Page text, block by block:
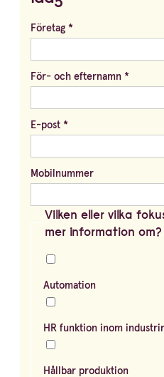
Företag *
För- och efternamn *
E-post *
Mobilnummer
Vilken eller vilka
mer information om?
Automation
HR funktion inom
Hållbar produktion